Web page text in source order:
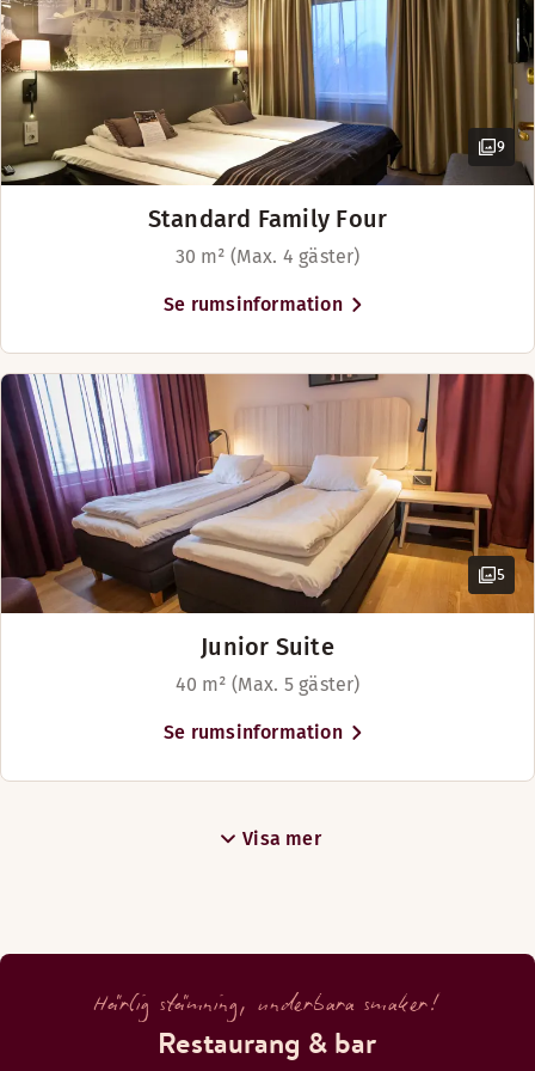
9
Standard Family Four
30 m² (Max. 4 gäster)
Se rumsinformation
5
Junior Suite
40 m² (Max. 5 gäster)
Se rumsinformation
Visa mer
Härlig stämning, underbara smaker!
Restaurang & bar
minuter, kommer du med bil har
vi har 230 parkeringsplatser